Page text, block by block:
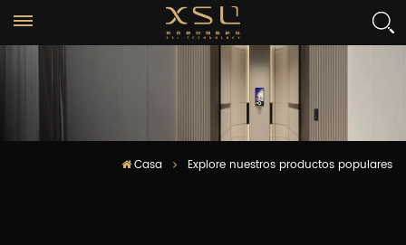
Casa Explore nuestros productos populares